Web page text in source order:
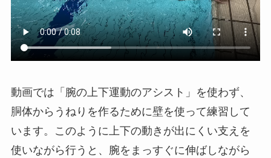
動画では「腕の上下運動のアシスト」を使わず、
胴体からうねりを作るために壁を使って練習して
います。このように上下の動きが出にくい支えを
使いながら行うと、腕をまっすぐに伸ばしながら